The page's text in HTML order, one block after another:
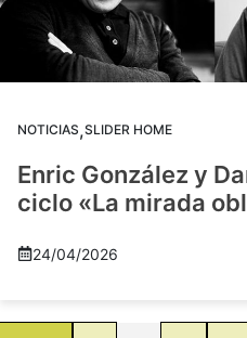
NOTICIAS,SLIDER HOME
Enric González y
ciclo «La mirada
24/04/2026